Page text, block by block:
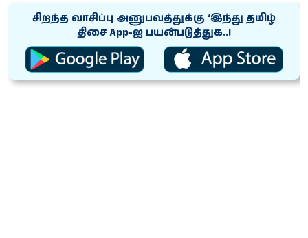
சிறந்த வாசிப்பு அனுபவத்துக்கு ‘இந்து தமிழ்
திசை App-ஐ பயன்படுத்துக..!